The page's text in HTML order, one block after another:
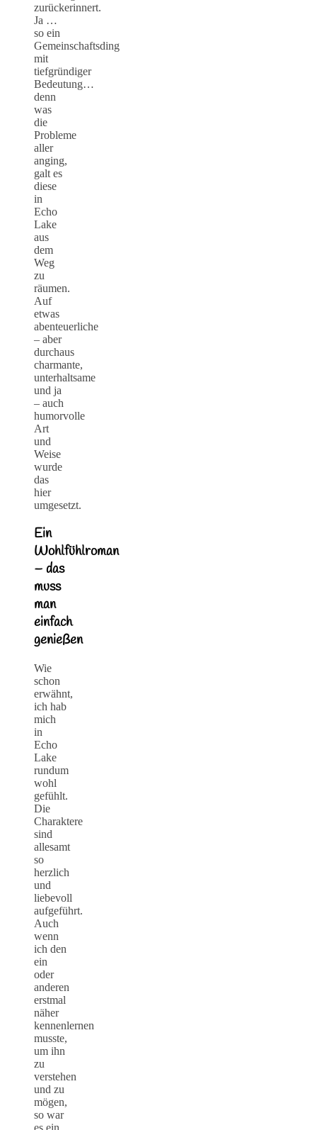
zurückerinnert.
Ja …
so ein
Gemeinschaftsding
mit
tiefgründiger
Bedeutung…
denn
was
die
Probleme
aller
anging,
galt es
diese
in
Echo
Lake
aus
dem
Weg
zu
räumen.
Auf
etwas
abenteuerliche
– aber
durchaus
charmante,
unterhaltsame
und ja
– auch
humorvolle
Art
und
Weise
wurde
das
hier
umgesetzt.
Ein
Wohlfühlroman
– das
muss
man
einfach
genießen
Wie
schon
erwähnt,
ich hab
mich
in
Echo
Lake
rundum
wohl
gefühlt.
Die
Charaktere
sind
allesamt
so
herzlich
und
liebevoll
aufgeführt.
Auch
wenn
ich den
ein
oder
anderen
erstmal
näher
kennenlernen
musste,
um ihn
zu
verstehen
und zu
mögen,
so war